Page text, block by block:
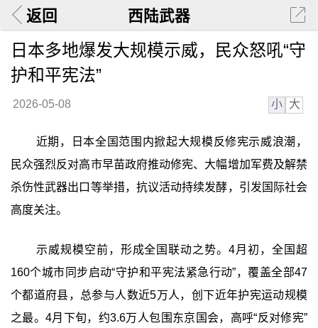
返回 西陆武器
日本多地爆发大规模示威，民众怒吼“守
护和平宪法”
2026-05-08 小 大
近期，日本全国范围内掀起大规模反修宪示威浪潮，
民众强烈反对高市早苗政府推动修宪、大幅增加军费及解禁
杀伤性武器出口等举措，抗议活动持续发酵，引发国际社会
高度关注。
示威规模空前，形成全国联动之势。4月初，全国超
160个城市同步启动“守护和平宪法紧急行动”，覆盖全部47
个都道府县，总参与人数近5万人，创下近年护宪运动规模
之最。4月下旬，约3.6万人包围东京国会，高呼“反对修宪”